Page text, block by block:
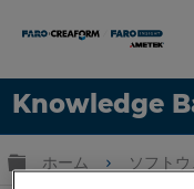
Knowledge
言語
グローバル階層
ホーム ソフトウ